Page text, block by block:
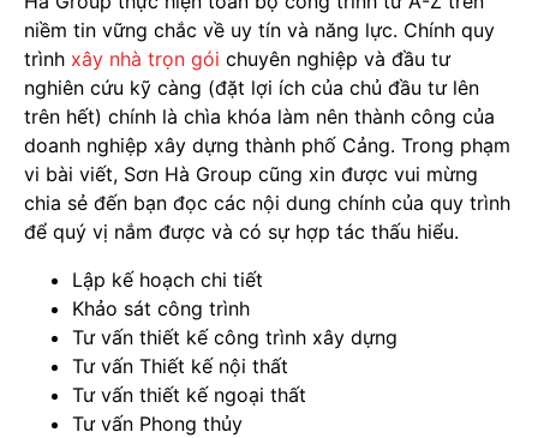
niềm tin vững chắc về uy tín và năng lực. Chính quy
trình xây nhà trọn gói chuyên nghiệp và đầu tư
nghiên cứu kỹ càng (đặt lợi ích của chủ đầu tư lên
trên hết) chính là chìa khóa làm nên thành công của
doanh nghiệp xây dựng thành phố Cảng. Trong phạm
vi bài viết, Sơn Hà Group cũng xin được vui mừng
chia sẻ đến bạn đọc các nội dung chính của quy trình
để quý vị nắm được và có sự hợp tác thấu hiểu.
Lập kế hoạch chi tiết
Khảo sát công trình
Tư vấn thiết kế công trình xây dựng
Tư vấn Thiết kế nội thất
Tư vấn thiết kế ngoại thất
Tư vấn Phong thủy